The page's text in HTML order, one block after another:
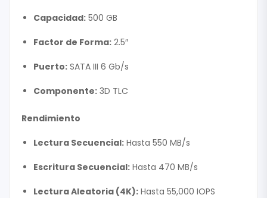
Capacidad: 500 GB
Factor de Forma: 2.5″
Puerto: SATA III 6 Gb/s
Componente: 3D TLC
Rendimiento
Lectura Secuencial: Hasta 550 MB/s
Escritura Secuencial: Hasta 470 MB/s
Lectura Aleatoria (4K): Hasta 55,000 IOPS